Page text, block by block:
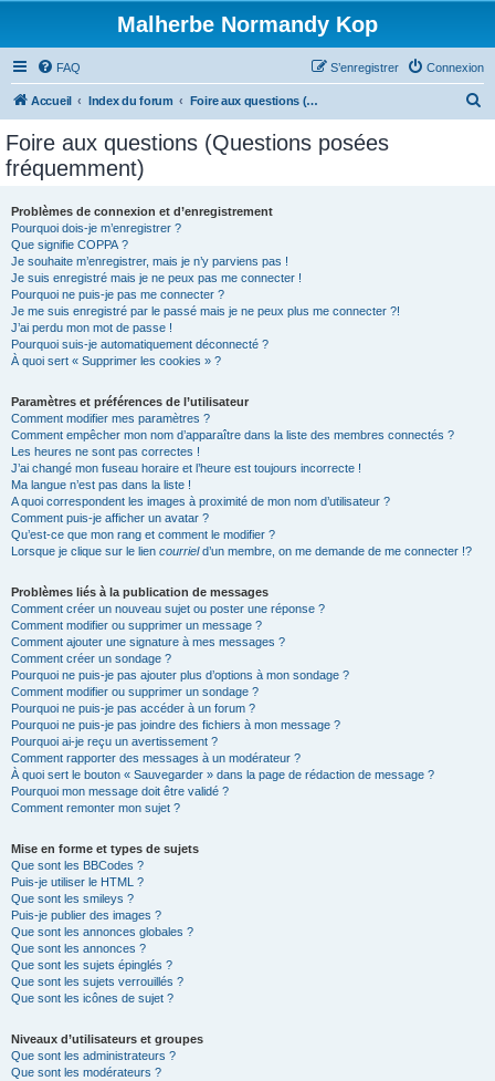
Malherbe Normandy Kop
FAQ Connexion
S’enregistrer
Accueil Index du forum Foire aux questions (Questions posées fréquemment)
Foire aux questions (Questions posées
fréquemment)
Problèmes de connexion et d’enregistrement
Pourquoi dois-je m’enregistrer ?
Que signifie COPPA ?
Je souhaite m’enregistrer, mais je n’y parviens pas !
Je suis enregistré mais je ne peux pas me connecter !
Pourquoi ne puis-je pas me connecter ?
Je me suis enregistré par le passé mais je ne peux plus me connecter ?!
J’ai perdu mon mot de passe !
Pourquoi suis-je automatiquement déconnecté ?
À quoi sert « Supprimer les cookies » ?
Paramètres et préférences de l’utilisateur
Comment modifier mes paramètres ?
Comment empêcher mon nom d’apparaître dans la liste des membres connectés ?
Les heures ne sont pas correctes !
J’ai changé mon fuseau horaire et l’heure est toujours incorrecte !
Ma langue n’est pas dans la liste !
A quoi correspondent les images à proximité de mon nom d’utilisateur ?
Comment puis-je afficher un avatar ?
Qu’est-ce que mon rang et comment le modifier ?
Lorsque je clique sur le lien courrield’un membre, on me demande de me connecter !?
Problèmes liés à la publication de messages
Comment créer un nouveau sujet ou poster une réponse ?
Comment modifier ou supprimer un message ?
Comment ajouter une signature à mes messages ?
Comment créer un sondage ?
Pourquoi ne puis-je pas ajouter plus d’options à mon sondage ?
Comment modifier ou supprimer un sondage ?
Pourquoi ne puis-je pas accéder à un forum ?
Pourquoi ne puis-je pas joindre des fichiers à mon message ?
Pourquoi ai-je reçu un avertissement ?
Comment rapporter des messages à un modérateur ?
À quoi sert le bouton « Sauvegarder » dans la page de rédaction de message ?
Pourquoi mon message doit être validé ?
Comment remonter mon sujet ?
Mise en forme et types de sujets
Que sont les BBCodes ?
Puis-je utiliser le HTML ?
Que sont les smileys ?
Puis-je publier des images ?
Que sont les annonces globales ?
Que sont les annonces ?
Que sont les sujets épinglés ?
Que sont les sujets verrouillés ?
Que sont les icônes de sujet ?
Niveaux d’utilisateurs et groupes
Que sont les administrateurs ?
Que sont les modérateurs ?